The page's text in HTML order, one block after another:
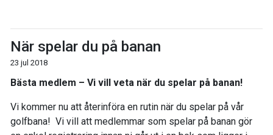
När spelar du på banan
23 jul 2018
Bästa medlem – Vi vill veta när du spelar på banan!
Vi kommer nu att återinföra en rutin när du spelar på vår
golfbana! Vi vill att medlemmar som spelar på banan gör